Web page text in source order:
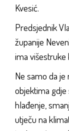
Kvesić.
Predsjednik
županije
ima višestruke
Ne samo da
objektima gdje
hlađenje,
utječu na